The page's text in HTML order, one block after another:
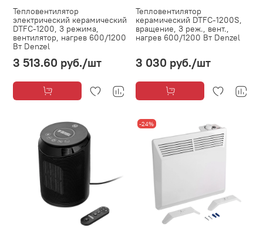
Тепловентилятор
электрический керамический
DTFC-1200, 3 режима,
вентилятор, нагрев 600/1200
Вт Denzel
3 513.60 руб./шт
Тепловентилятор
керамический DTFC-1200S,
вращение, 3 реж., вент.,
нагрев 600/1200 Вт Denzel
3 030 руб./шт
-24%